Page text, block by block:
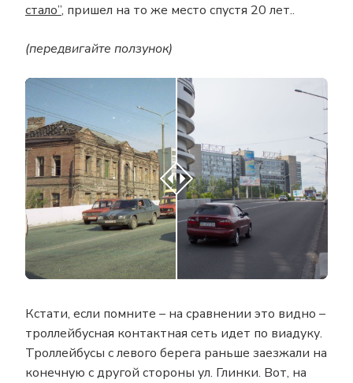
стало”, пришел на то же место спустя 20 лет..
(передвигайте ползунок)
Кстати, если помните – на сравнении это видно –
троллейбусная контактная сеть идет по виадуку.
Троллейбусы с левого берега раньше заезжали на
конечную с другой стороны ул. Глинки. Вот, на